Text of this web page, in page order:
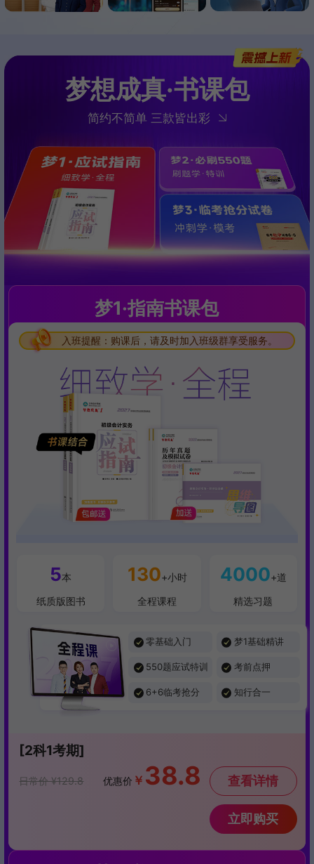
梦想成真·书课包
简约不简单 三款皆出彩
梦1·指南书课包
入班提醒：购课后，请及时加入班级群享受服务。
入班提醒：购课后，请及时加入班级群享受服务。
5本
纸质版图书
130+小时
全程课程
4000+道
精选习题
零基础入门 梦1基础精讲
550题应试特训 考前点押
6+6临考抢分 知行合一
[2科1考期]
日常价 ¥129.8 优惠价 ￥ 38.8 查看详情
立即购买